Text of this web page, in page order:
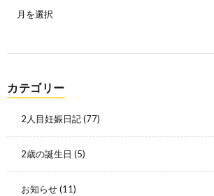
カテゴリー
2人目妊娠日記(77)
2歳の誕生日 (5)
お知らせ(11)